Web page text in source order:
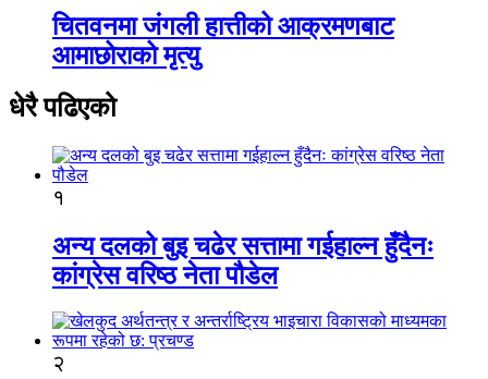
चितवनमा जंगली हात्तीको आक्रमणबाट
आमाछोराको मृत्यु
धेरै पढिएको
१
अन्य दलको बुइ चढेर सत्तामा गईहाल्न हुँदैनः
कांग्रेस वरिष्ठ नेता पौडेल
२